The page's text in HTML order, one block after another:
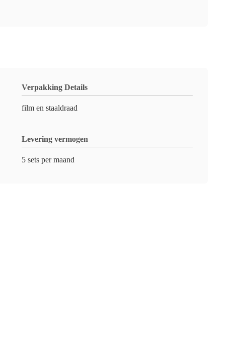
Verpakking Details
film en staaldraad
Levering vermogen
5 sets per maand